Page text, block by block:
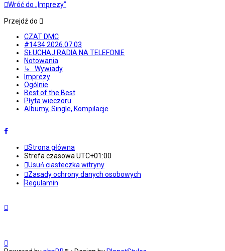
Wróć do „Imprezy”
Przejdź do
CZAT DMC
#1434 2026.07.03
SŁUCHAJ RADIA NA TELEFONIE
Notowania
↳ Wywiady
Imprezy
Ogólnie
Best of the Best
Płyta wieczoru
Albumy, Single, Kompilacje
Strona główna
Strefa czasowaUTC+01:00
Usuń ciasteczka witryny
Zasady ochrony danych osobowych
Regulamin